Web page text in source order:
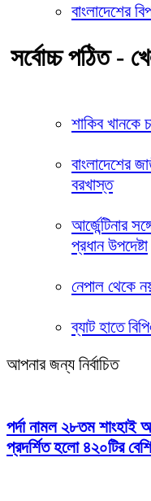
বাংলাদেশের
সর্বোচ্চ পঠিত -
শাকিব
বাংলাদেশের
বরখাস্ত
আর্জেন্টিনার
প্রধান উপদেষ্টা
নেপাল থেকে
ব্যাট হাতে
আপনার জন্য নির্বাচিত
পর্দা নামল ২৮তম শাংহাই
প্রদর্শিত হলো ৪২০টির